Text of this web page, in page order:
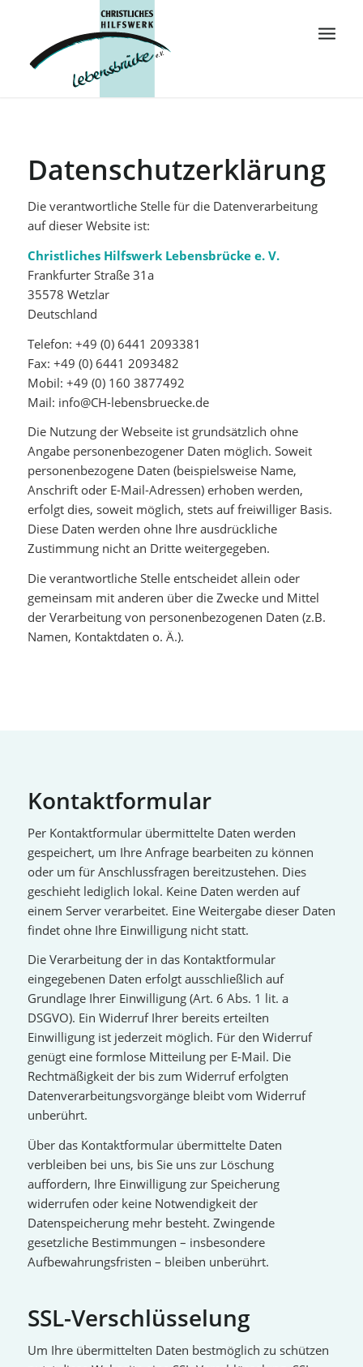
Datenschutzerklärung
Die verantwortliche Stelle für die Datenverarbeitung
auf dieser Website ist:
Christliches Hilfswerk Lebensbrücke e. V.
Frankfurter Straße 31a
35578 Wetzlar
Deutschland
Telefon: +49 (0) 6441 2093381
Fax: +49 (0) 6441 2093482
Mobil: +49 (0) 160 3877492
Mail: info@CH-lebensbruecke.de
Die Nutzung der Webseite ist grundsätzlich ohne
Angabe personenbezogener Daten möglich. Soweit
personenbezogene Daten (beispielsweise Name,
Anschrift oder E-Mail-Adressen) erhoben werden,
erfolgt dies, soweit möglich, stets auf freiwilliger Basis.
Diese Daten werden ohne Ihre ausdrückliche
Zustimmung nicht an Dritte weitergegeben.
Die verantwortliche Stelle entscheidet allein oder
gemeinsam mit anderen über die Zwecke und Mittel
der Verarbeitung von personenbezogenen Daten (z.B.
Namen, Kontaktdaten o. Ä.).
Kontaktformular
Per Kontaktformular übermittelte Daten werden
gespeichert, um Ihre Anfrage bearbeiten zu können
oder um für Anschlussfragen bereitzustehen. Dies
geschieht lediglich lokal. Keine Daten werden auf
einem Server verarbeitet. Eine Weitergabe dieser Daten
findet ohne Ihre Einwilligung nicht statt.
Die Verarbeitung der in das Kontaktformular
eingegebenen Daten erfolgt ausschließlich auf
Grundlage Ihrer Einwilligung (Art. 6 Abs. 1 lit. a
DSGVO). Ein Widerruf Ihrer bereits erteilten
Einwilligung ist jederzeit möglich. Für den Widerruf
genügt eine formlose Mitteilung per E-Mail. Die
Rechtmäßigkeit der bis zum Widerruf erfolgten
Datenverarbeitungsvorgänge bleibt vom Widerruf
unberührt.
Über das Kontaktformular übermittelte Daten
verbleiben bei uns, bis Sie uns zur Löschung
auffordern, Ihre Einwilligung zur Speicherung
widerrufen oder keine Notwendigkeit der
Datenspeicherung mehr besteht. Zwingende
gesetzliche Bestimmungen – insbesondere
Aufbewahrungsfristen – bleiben unberührt.
SSL-Verschlüsselung
Um Ihre übermittelten Daten bestmöglich zu schützen